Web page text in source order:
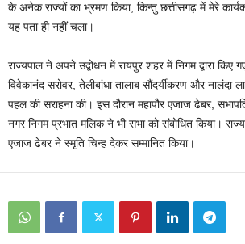
के अनेक राज्यों का भ्रमण किया, किन्तु छत्तीसगढ़ में मेरे
यह पता ही नहीं चला।
राज्यपाल ने अपने उद्बोधन में रायपुर शहर में निगम द्वारा किए
विवेकानंद सरोवर, तेलीबांधा तालाब सौंदर्यीकरण और नालंदा
पहल की सराहना की। इस दौरान महापौर एजाज ढेबर,
नगर निगम प्रभात मलिक ने भी सभा को संबोधित किया।
एजाज ढेबर ने स्मृति चिन्ह देकर सम्मानित किया।